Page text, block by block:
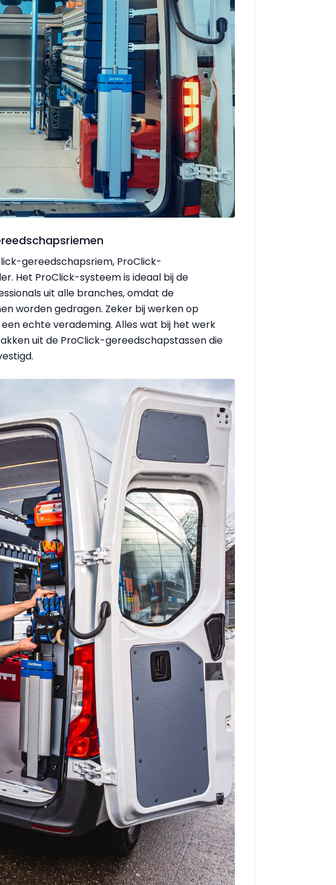
gereedschapsriem, ProClick-
Het ProClick-systeem is ideaal bij de
uit alle branches, omdat de
worden gedragen. Zeker bij werken op
echte verademing. Alles wat bij het werk
uit de ProClick-gereedschapstassen die